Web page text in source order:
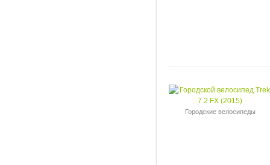
Городские велосипеды